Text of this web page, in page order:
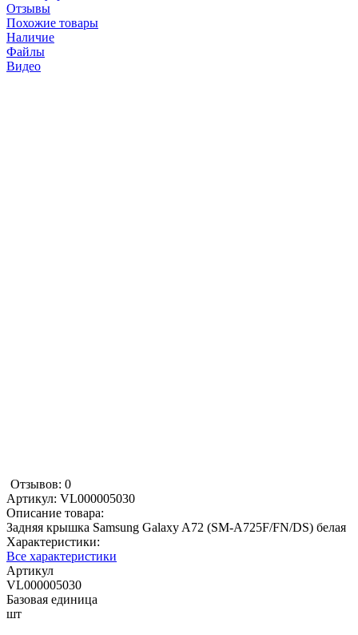
Отзывы
Похожие товары
Наличие
Файлы
Видео
Отзывов: 0
Артикул: VL000005030
Описание товара:
Задняя крышка Samsung Galaxy A72 (SM-A725F/FN/DS) белая
Характеристики:
Все характеристики
Артикул
VL000005030
Базовая единица
шт